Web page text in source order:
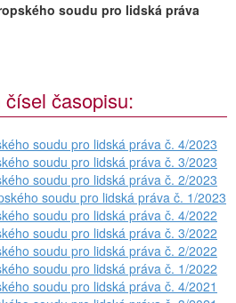
soudu pro lidská práva
časopisu:
soudu pro lidská práva č. 4/2023
soudu pro lidská práva č. 3/2023
soudu pro lidská práva č. 2/2023
soudu pro lidská práva č. 1/2023
soudu pro lidská práva č. 4/2022
soudu pro lidská práva č. 3/2022
soudu pro lidská práva č. 2/2022
soudu pro lidská práva č. 1/2022
soudu pro lidská práva č. 4/2021